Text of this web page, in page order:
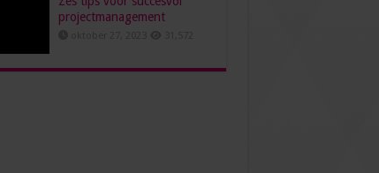
projectmanagement